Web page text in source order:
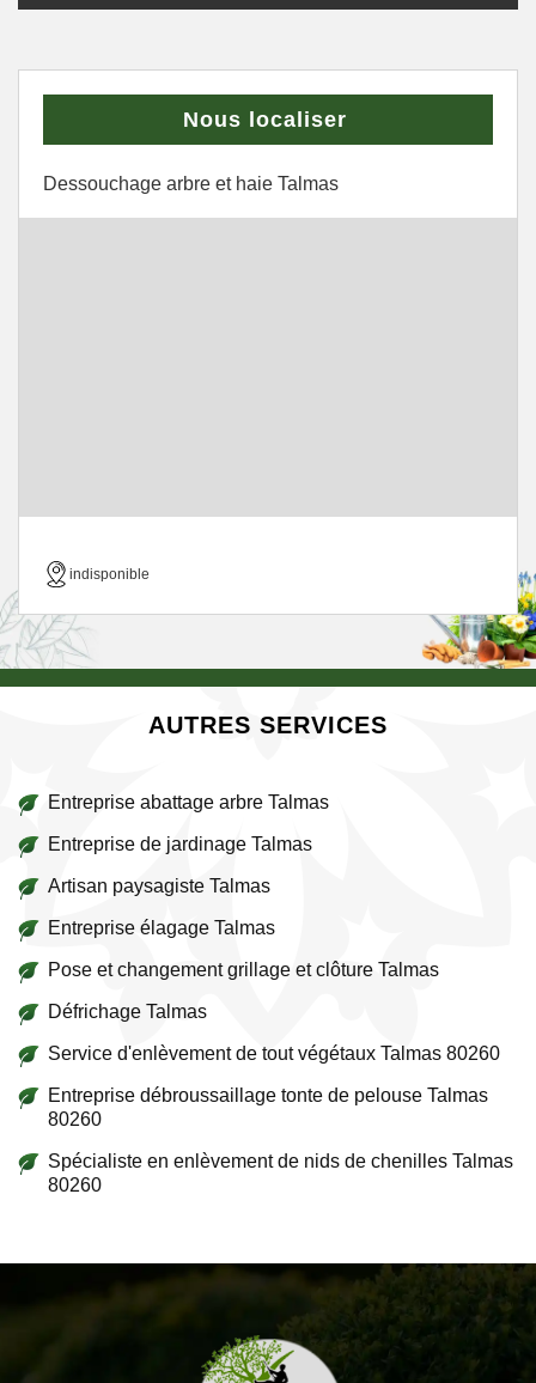
Nous localiser
Dessouchage arbre et haie Talmas
indisponible
AUTRES SERVICES
Entreprise abattage arbre Talmas
Entreprise de jardinage Talmas
Artisan paysagiste Talmas
Entreprise élagage Talmas
Pose et changement grillage et clôture Talmas
Défrichage Talmas
Service d'enlèvement de tout végétaux Talmas 80260
Entreprise débroussaillage tonte de pelouse Talmas
80260
Spécialiste en enlèvement de nids de chenilles Talmas
80260